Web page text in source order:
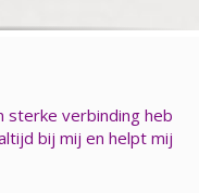
sterke verbinding heb
bij mij en helpt mij